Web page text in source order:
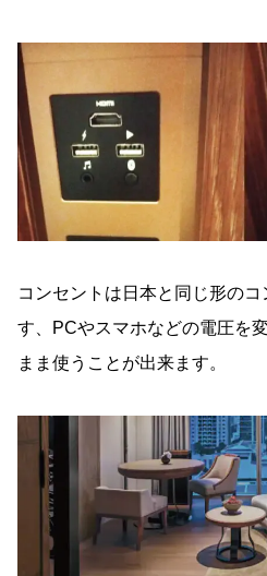
コンセントは日本と同じ形の
す、PCやスマホなどの電圧を
まま使うことが出来ます。